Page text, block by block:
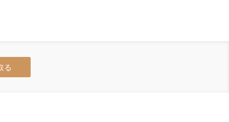
る